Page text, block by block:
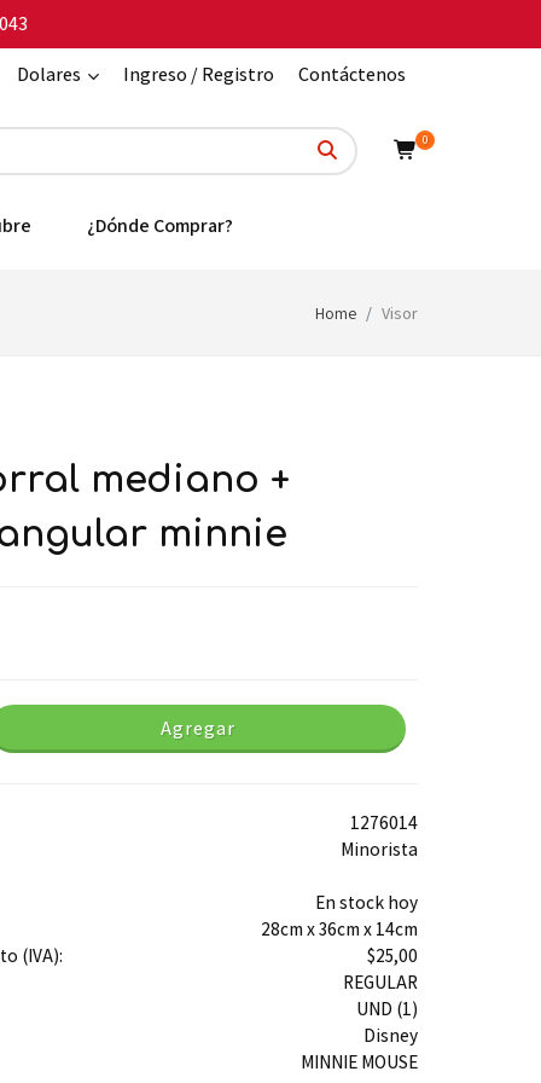
Dolares
Ingreso / Registro Contáctenos
0
¿Dónde Comprar?
Home Visor
minnie
Agregar
1276014
Minorista
En stock hoy
28cm x 36cm x 14cm
(IVA):
$25,00
REGULAR
UND (1)
Disney
MINNIE MOUSE